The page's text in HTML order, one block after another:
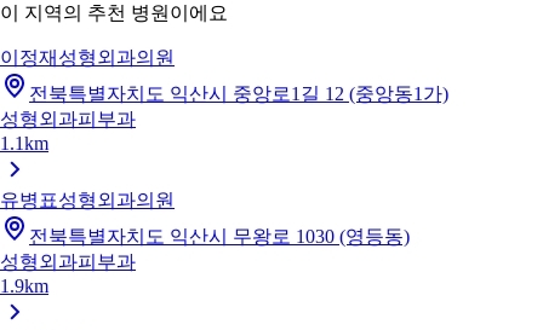
이 지역의 추천 병원이에요
이정재성형외과의원
전북특별자치도 익산시 중앙로1길 12 (중앙동1가)
성형외과피부과
1.1km
유병표성형외과의원
전북특별자치도 익산시 무왕로 1030 (영등동)
성형외과피부과
1.9km